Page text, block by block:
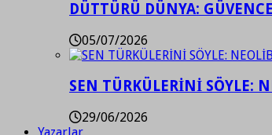
DÜTTÜRÜ DÜNYA:
05/07/2026
SEN TÜRKÜLERİNİ SÖYLE:
29/06/2026
Yazarlar